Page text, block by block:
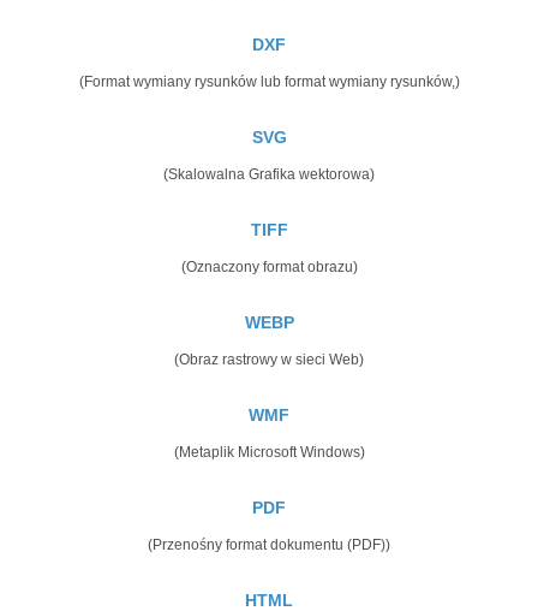
DXF
(Format wymiany rysunków lub format wymiany rysunków,)
SVG
(Skalowalna Grafika wektorowa)
TIFF
(Oznaczony format obrazu)
WEBP
(Obraz rastrowy w sieci Web)
WMF
(Metaplik Microsoft Windows)
PDF
(Przenośny format dokumentu (PDF))
HTML